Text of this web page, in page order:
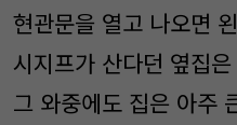
현관문을 열고 나오면
시지프가 산다던 옆집
그 와중에도 집은 아주